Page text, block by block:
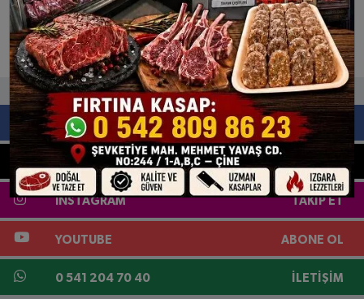
Çine’de lüks aracı
kundaklayan kişi kamera
görüntüleri
FACEBOOK BEĞEN
INSTAGRAM TAKIP ET
YOUTUBE ABONE OL
0 541 204 70 40 İLETIŞIM